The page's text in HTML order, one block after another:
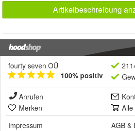
Artikelbeschreibung
fourty seven OÜ
100% positiv
Anrufen
Merken
Alle
Impressum
AGB &